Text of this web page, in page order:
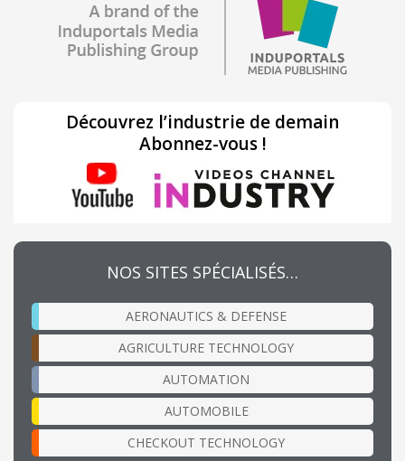
Découvrez l’industrie de demain
Abonnez-vous !
NOS SITES SPÉCIALISÉS…
AERONAUTICS & DEFENSE
AGRICULTURE TECHNOLOGY
AUTOMATION
AUTOMOBILE
CHECKOUT TECHNOLOGY